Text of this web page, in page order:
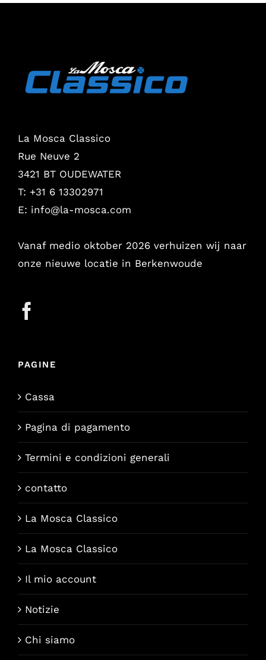
La Mosca Classico
Rue Neuve 2
3421 BT OUDEWATER
T: +31 6 13302971
E: info@la-mosca.com
Vanaf medio oktober 2026 verhuizen wij naar
onze nieuwe locatie in Berkenwoude
PAGINE
Cassa
Pagina di pagamento
Termini e condizioni generali
contatto
La Mosca Classico
La Mosca Classico
Il mio account
Notizie
Chi siamo